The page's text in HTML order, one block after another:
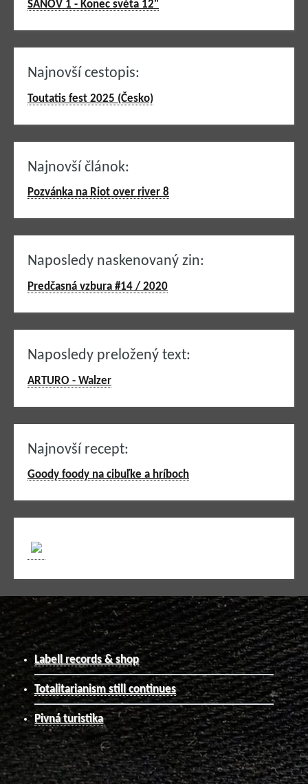
ŠANOV 1 - Konec světa 12"
Najnovší cestopis:
Toutatis fest 2025 (Česko)
Najnovší článok:
Pozvánka na Riot over river 8
Naposledy naskenovaný zin:
Predčasná vzbura #14 / 2020
Naposledy preložený text:
ARTURO - Walzer
Najnovší recept:
Goody foody na cibuľke a hríboch
Labell records & shop
Totalitarianism still continues
Pivná turistika